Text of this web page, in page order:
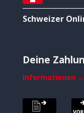
Schweizer
Deine
Informationen →